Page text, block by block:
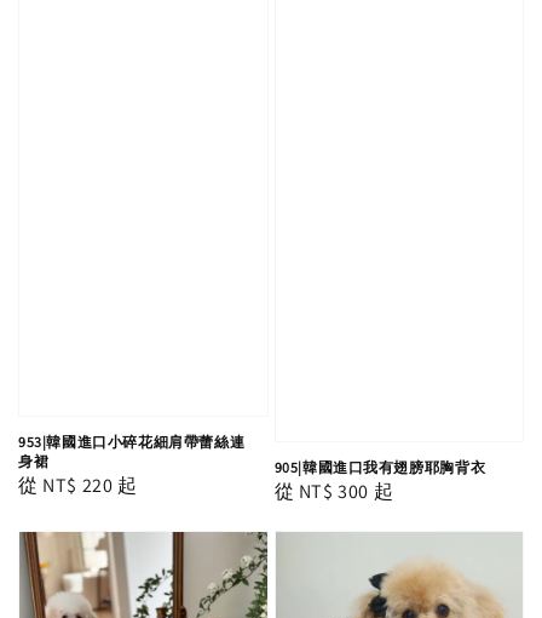
953|韓國進口小碎花細肩帶蕾絲連
身裙
Regular
從 NT$ 220 起
905|韓國進口我有翅膀耶胸背衣
Regular
從 NT$ 300 起